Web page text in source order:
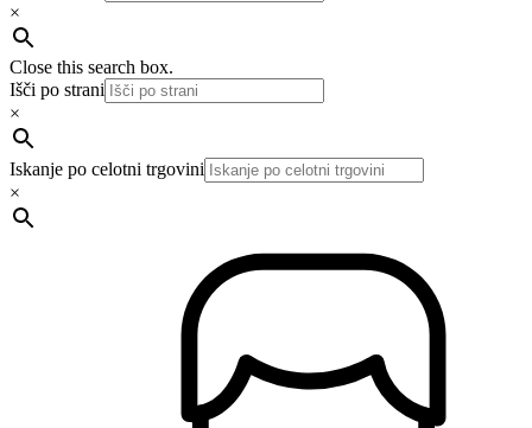
×
Close this search box.
Išči po strani
×
Iskanje po celotni trgovini
×